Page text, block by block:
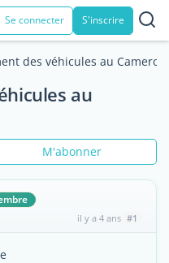
Se connecter S'inscrire
des véhicules au
au
M'abonner
il y a 4 ans #1